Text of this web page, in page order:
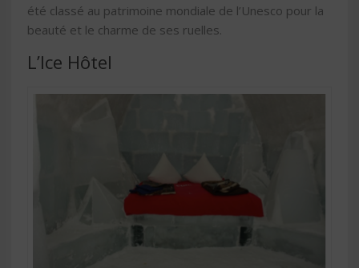
été classé au patrimoine mondiale de l’Unesco pour la
beauté et le charme de ses ruelles.
L’Ice Hôtel